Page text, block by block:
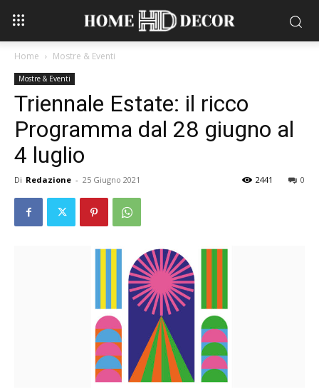
Home Mostre & Eventi
Mostre & Eventi
Triennale Estate: il ricco
Programma dal 28 giugno al
4 luglio
Di Redazione - 25 Giugno 2021 0
2441